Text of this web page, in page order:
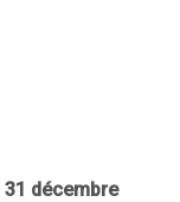
31 décembre